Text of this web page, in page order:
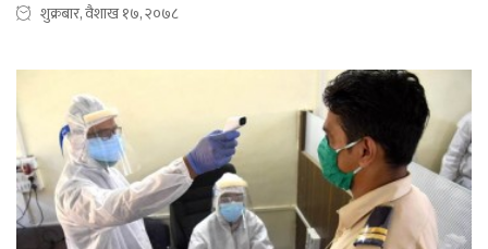
शुक्रबार, वैशाख १७, २०७८